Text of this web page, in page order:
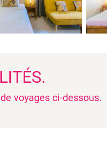
voyages ci-dessous.